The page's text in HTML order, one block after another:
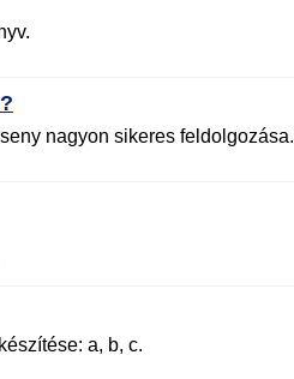
nagyon sikeres feldolgozása.
a, b, c.